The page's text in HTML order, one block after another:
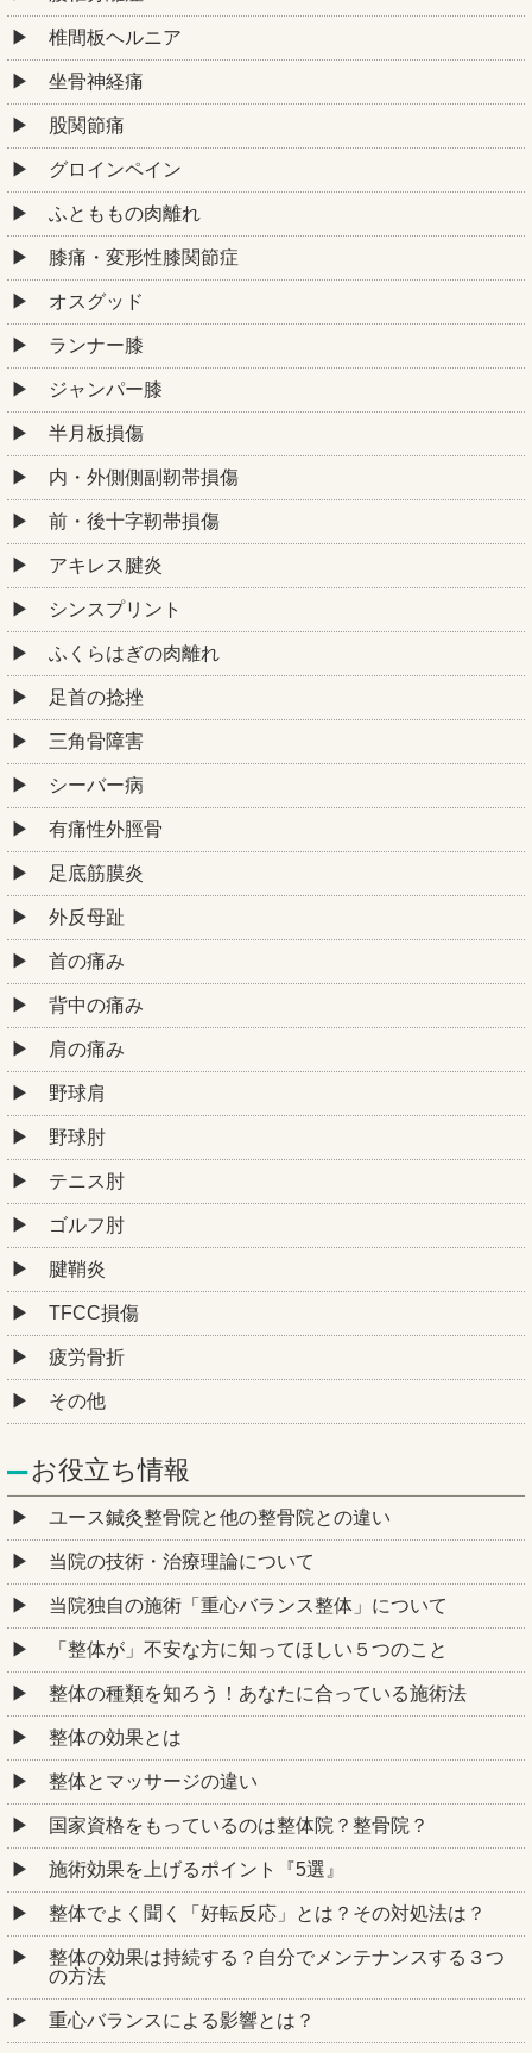
椎間板ヘルニア
坐骨神経痛
股関節痛
グロインペイン
ふとももの肉離れ
膝痛・変形性膝関節症
オスグッド
ランナー膝
ジャンパー膝
半月板損傷
内・外側側副靭帯損傷
前・後十字靭帯損傷
アキレス腱炎
シンスプリント
ふくらはぎの肉離れ
足首の捻挫
三角骨障害
シーバー病
有痛性外脛骨
足底筋膜炎
外反母趾
首の痛み
背中の痛み
肩の痛み
野球肩
野球肘
テニス肘
ゴルフ肘
腱鞘炎
TFCC損傷
疲労骨折
その他
お役立ち情報
ユース鍼灸整骨院と他の整骨院との違い
当院の技術・治療理論について
当院独自の施術「重心バランス整体」について
「整体が」不安な方に知ってほしい５つのこと
整体の種類を知ろう！あなたに合っている施術法
整体の効果とは
整体とマッサージの違い
国家資格をもっているのは整体院？整骨院？
施術効果を上げるポイント『5選』
整体でよく聞く「好転反応」とは？その対処法は？
整体の効果は持続する？自分でメンテナンスする３つ
の方法
重心バランスによる影響とは？